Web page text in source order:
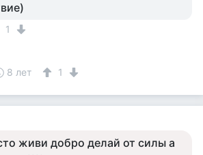
1
8 лет 1
живи добро делай от силы а